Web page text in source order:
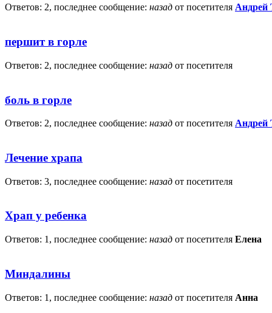
Ответов: 2, последнее сообщение: назад от посетителя Андрей
першит в горле
Ответов: 2, последнее сообщение: назад от посетителя
боль в горле
Ответов: 2, последнее сообщение: назад от посетителя Андрей
Лечение храпа
Ответов: 3, последнее сообщение: назад от посетителя
Храп у ребенка
Ответов: 1, последнее сообщение: назад от посетителя Елена
Миндалины
Ответов: 1, последнее сообщение: назад от посетителя Анна